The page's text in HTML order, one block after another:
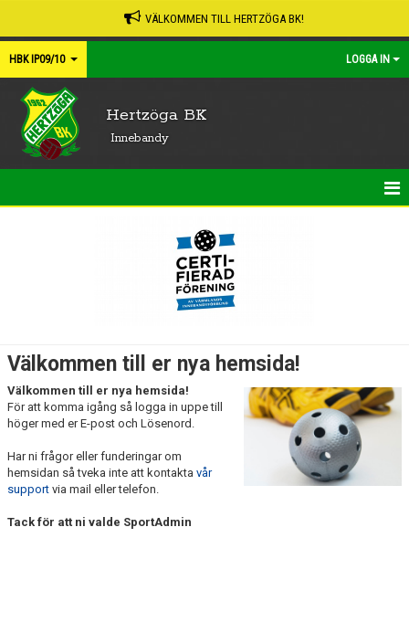
VÄLKOMMEN TILL HERTZÖGA BK!
HBK IP09/10 LOGGA IN
Hertzöga BK
Innebandy
BILDGALLERI
DOKUMENT
KONTAKT
Välkommen till er nya hemsida!
Välkommen till er nya hemsida!
För att komma igång så logga in uppe till
höger med er E-post och Lösenord.
Har ni frågor eller funderingar om
hemsidan så tveka inte att kontakta vår
support via mail eller telefon.
Tack för att ni valde SportAdmin